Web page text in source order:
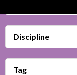
Discipline
Tag